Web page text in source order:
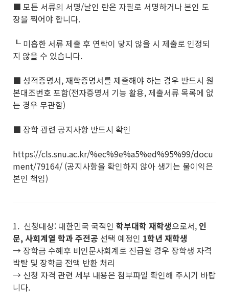
■ 모든 서류의 서명/날인 란은 자필로 서명하거나 본인 도
장을 찍어야 합니다.
┖ 미흡한 서류 제출 후 연락이 닿지 않을 시 제출로 인정되
지 않을 수 있습니다.
■ 성적증명서, 재학증명서를 제출해야 하는 경우 반드시 원
본대조번호 포함(전자증명서 기능 활용, 제출서류 목록에 없
는 경우 무관함)
■ 장학 관련 공지사항 반드시 확인
https://cls.snu.ac.kr/%ec%9e%a5%ed%95%99/docu
ment/79164/ (공지사항을 확인하지 않아 생기는 불이익은
본인 책임)
1. 신청대상: 대한민국 국적인 학부대학 재학생으로서, 인
문, 사회계열 학과 주전공 선택 예정인 1학년 재학생
→ 장학금 수혜후 비인문사회계로 진급할 경우 장학생 자격
박탈 및 장학금 전액 반환 처리
→ 신청 자격 관련 세부 내용은 첨부파일 확인해 주시기 바랍
니다.